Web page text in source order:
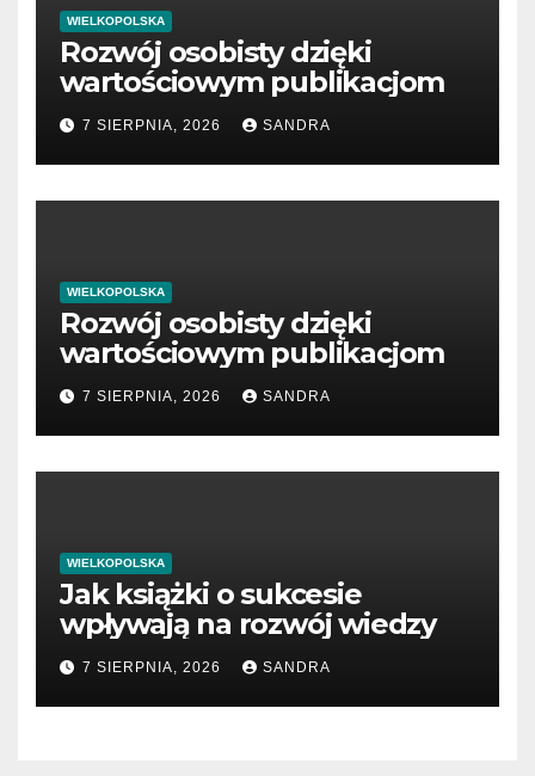
WIELKOPOLSKA
Rozwój osobisty dzięki
wartościowym publikacjom
7 SIERPNIA, 2026 SANDRA
WIELKOPOLSKA
Rozwój osobisty dzięki
wartościowym publikacjom
7 SIERPNIA, 2026 SANDRA
WIELKOPOLSKA
Jak książki o sukcesie
wpływają na rozwój wiedzy
7 SIERPNIA, 2026 SANDRA